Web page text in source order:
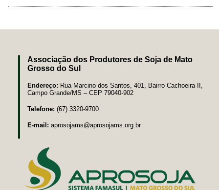
Associação dos Produtores de Soja de Mato
Grosso do Sul
Endereço: Rua Marcino dos Santos, 401, Bairro Cachoeira II,
Campo Grande/MS – CEP 79040-902
Telefone: (67) 3320-9700
E-mail: aprosojams@aprosojams.org.br